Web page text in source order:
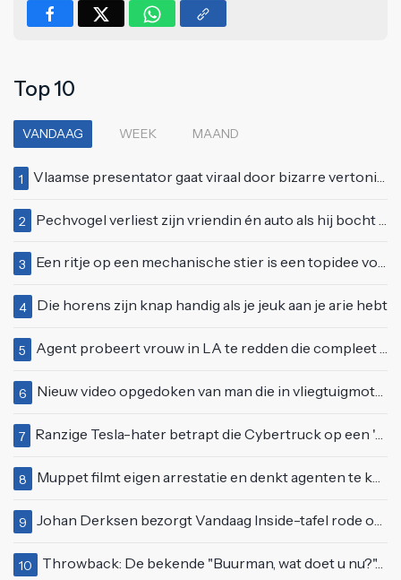
Top 10
VANDAAG WEEK MAAND
1 Vlaamse presentator gaat viraal door bizarre vertoning op live televisie: "Helemaal stijf van de bloem"
2 Pechvogel verliest zijn vriendin én auto als hij bocht te scherp neemt
3 Een ritje op een mechanische stier is een topidee voor een eerste date
4 Die horens zijn knap handig als je jeuk aan je arie hebt
5 Agent probeert vrouw in LA te redden die compleet van het padje is
6 Nieuw video opgedoken van man die in vliegtuigmotor springt op vliegveld Milaan
7 Ranzige Tesla-hater betrapt die Cybertruck op een 'speciale bruine coating' trakteert
8 Muppet filmt eigen arrestatie en denkt agenten te kunnen laten schorsen: "Jullie krijgen maandje vakantie"
9 Johan Derksen bezorgt Vandaag Inside-tafel rode oortjes met vuig verhaal: "Dat gebeurde al in de gang"
10 Throwback: De bekende "Buurman, wat doet u nu?"-scène uit Flodder met Tatjana Šimić